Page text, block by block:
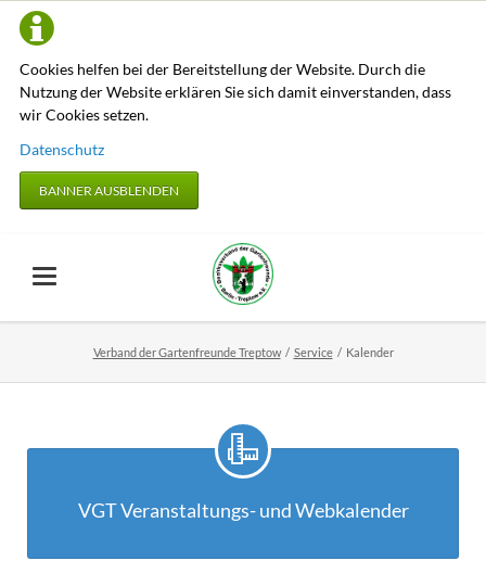
Cookies helfen bei der Bereitstellung der Website. Durch die
Nutzung der Website erklären Sie sich damit einverstanden, dass
wir Cookies setzen.
Datenschutz
BANNER AUSBLENDEN
Verband der Gartenfreunde Treptow Service Kalender
VGT Veranstaltungs- und Webkalender